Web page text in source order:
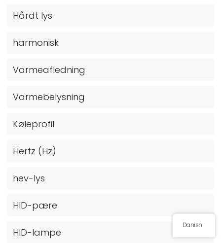
Hårdt lys
harmonisk
Varmeafledning
Varmebelysning
Køleprofil
Hertz (Hz)
hev-lys
HID-pære
HID-lampe
Danish